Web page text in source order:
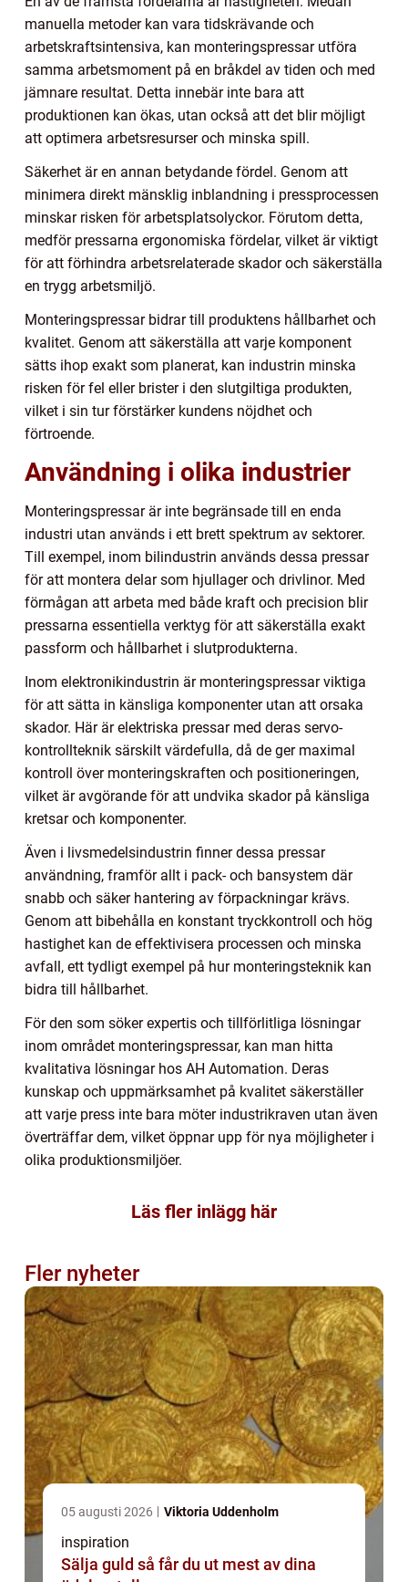
manuella metoder kan vara tidskrävande och
arbetskraftsintensiva, kan monteringspressar utföra
samma arbetsmoment på en bråkdel av tiden och med
jämnare resultat. Detta innebär inte bara att
produktionen kan ökas, utan också att det blir möjligt
att optimera arbetsresurser och minska spill.
Säkerhet är en annan betydande fördel. Genom att
minimera direkt mänsklig inblandning i pressprocessen
minskar risken för arbetsplatsolyckor. Förutom detta,
medför pressarna ergonomiska fördelar, vilket är viktigt
för att förhindra arbetsrelaterade skador och säkerställa
en trygg arbetsmiljö.
Monteringspressar bidrar till produktens hållbarhet och
kvalitet. Genom att säkerställa att varje komponent
sätts ihop exakt som planerat, kan industrin minska
risken för fel eller brister i den slutgiltiga produkten,
vilket i sin tur förstärker kundens nöjdhet och
förtroende.
Användning i olika industrier
Monteringspressar är inte begränsade till en enda
industri utan används i ett brett spektrum av sektorer.
Till exempel, inom bilindustrin används dessa pressar
för att montera delar som hjullager och drivlinor. Med
förmågan att arbeta med både kraft och precision blir
pressarna essentiella verktyg för att säkerställa exakt
passform och hållbarhet i slutprodukterna.
Inom elektronikindustrin är monteringspressar viktiga
för att sätta in känsliga komponenter utan att orsaka
skador. Här är elektriska pressar med deras servo-
kontrollteknik särskilt värdefulla, då de ger maximal
kontroll över monteringskraften och positioneringen,
vilket är avgörande för att undvika skador på känsliga
kretsar och komponenter.
Även i livsmedelsindustrin finner dessa pressar
användning, framför allt i pack- och bansystem där
snabb och säker hantering av förpackningar krävs.
Genom att bibehålla en konstant tryckkontroll och hög
hastighet kan de effektivisera processen och minska
avfall, ett tydligt exempel på hur monteringsteknik kan
bidra till hållbarhet.
För den som söker expertis och tillförlitliga lösningar
inom området monteringspressar, kan man hitta
kvalitativa lösningar hos AH Automation. Deras
kunskap och uppmärksamhet på kvalitet säkerställer
att varje press inte bara möter industrikraven utan även
överträffar dem, vilket öppnar upp för nya möjligheter i
olika produktionsmiljöer.
Läs fler inlägg här
Fler nyheter
05 augusti 2026 Viktoria Uddenholm
inspiration
Sälja guld så får du ut mest av dina